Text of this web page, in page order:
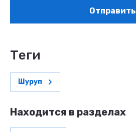
Отправить
теги
Шуруп
Находится в разделах